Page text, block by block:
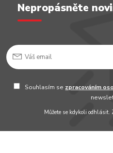
Nepropásněte
Souhlasím se zpracováním
Můžete se kdykoli